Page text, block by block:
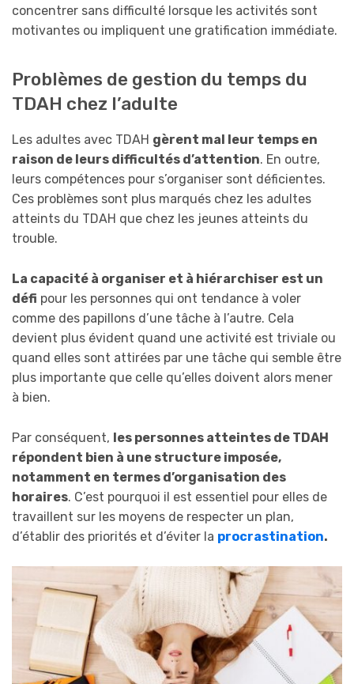
concentrer sans difficulté lorsque les activités sont
motivantes ou impliquent une gratification immédiate.
Problèmes de gestion du temps du
TDAH chez l’adulte
Les adultes avec TDAH gèrent mal leur temps en
raison de leurs difficultés d’attention. En outre,
leurs compétences pour s’organiser sont déficientes.
Ces problèmes sont plus marqués chez les adultes
atteints du TDAH que chez les jeunes atteints du
trouble.
La capacité à organiser et à hiérarchiser est un
défi pour les personnes qui ont tendance à voler
comme des papillons d’une tâche à l’autre. Cela
devient plus évident quand une activité est triviale ou
quand elles sont attirées par une tâche qui semble être
plus importante que celle qu’elles doivent alors mener
à bien.
Par conséquent, les personnes atteintes de TDAH
répondent bien à une structure imposée,
notamment en termes d’organisation des
horaires. C’est pourquoi il est essentiel pour elles de
travaillent sur les moyens de respecter un plan,
d’établir des priorités et d’éviter la procrastination.